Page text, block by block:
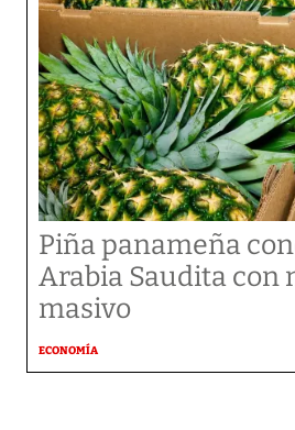
Piña panameña
Arabia Saudita con
masivo
ECONOMÍA